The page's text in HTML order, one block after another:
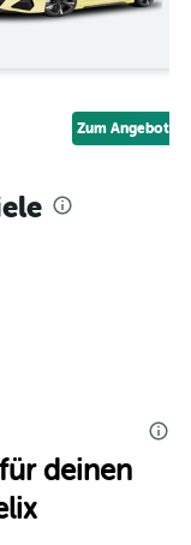
Zum Angebot
deinen